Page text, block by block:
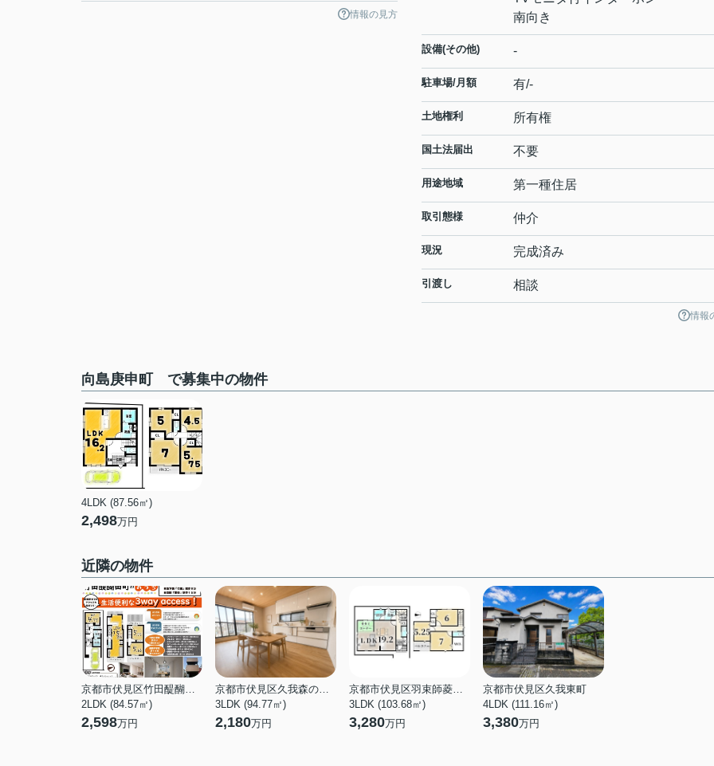
情報の見方
南向き
設備(その他) -
駐車場/月額 有/-
土地権利 所有権
国土法届出 不要
用途地域 第一種住居
取引態様 仲介
現況 完成済み
引渡し 相談
情報
向島庚申町 で募集中の物件
4LDK (87.56㎡)
2,498万円
近隣の物件
京都市伏見区竹田醍醐田町
2LDK (84.57㎡)
2,598万円
京都市伏見区久我森の宮町
3LDK (94.77㎡)
2,180万円
京都市伏見区羽束師菱川町
3LDK (103.68㎡)
3,280万円
京都市伏見区久我東町
4LDK (111.16㎡)
3,380万円